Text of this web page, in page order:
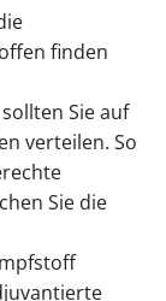
finden
Sie auf
verteilen. So
Sie die